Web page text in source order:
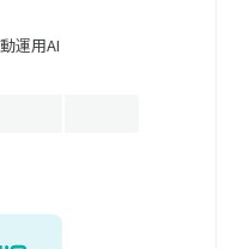
運用AI